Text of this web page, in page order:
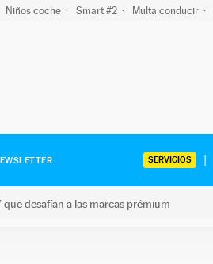
Niños coche Smart #2 Multa conducir
SERVICIOS
desafían a las marcas prémium